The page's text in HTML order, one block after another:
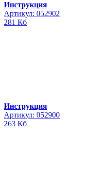
Инструкция
Артикул: 052902
281 Кб
Инструкция
Артикул: 052900
263 Кб